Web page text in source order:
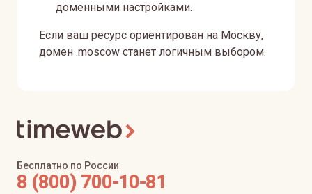
доменными настройками.
Если ваш ресурс ориентирован на Москву,
домен .moscow станет логичным выбором.
Бесплатно по России
8 (800) 700-10-81